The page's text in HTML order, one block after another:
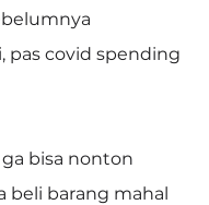
pas covid spending
ga bisa nonton
beli barang mahal